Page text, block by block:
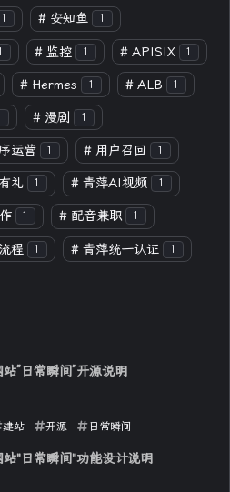
1 # 安知鱼 1
# 监控 1 # APISIX 1
# Hermes 1 # ALB 1
# 漫剧 1
运营 1 # 用户召回 1
礼 1 # 青萍AI视频 1
1 # 配音兼职 1
程 1 # 青萍统一认证 1
站”日常瞬间”开源说明
建站 开源 日常瞬间
2025-07-27
站"日常瞬间"功能设计说明